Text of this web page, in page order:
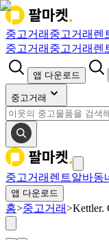
중고거래 중고거래 렌
중고거래 중고거래 렌
앱 다운로드
중고거래
중고거래 렌트알바동
앱 다운로드
홈>중고거래>Kettler.